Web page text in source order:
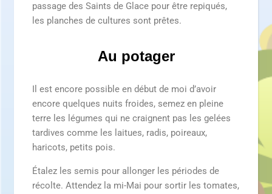
passage des Saints de Glace pour être repiqués,
les planches de cultures sont prêtes.
Au potager
Il est encore possible en début de moi d’avoir
encore quelques nuits froides, semez en pleine
terre les légumes qui ne craignent pas les gelées
tardives comme les laitues, radis, poireaux,
haricots, petits pois.
Étalez les semis pour allonger les périodes de
récolte. Attendez la mi-Mai pour sortir les tomates,